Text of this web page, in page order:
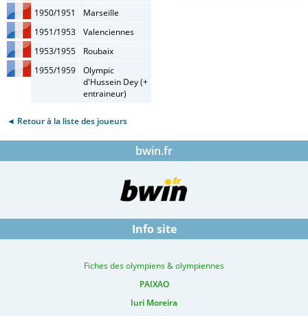
1950/1951
Marseille
1951/1953
Valenciennes
1953/1955
Roubaix
1955/1959
Olympic
d'Hussein Dey (+
entraineur)
◄ Retour à la liste des joueurs
bwin.fr
Info site
Fiches des olympiens & olympiennes
PAIXAO
Iuri Moreira